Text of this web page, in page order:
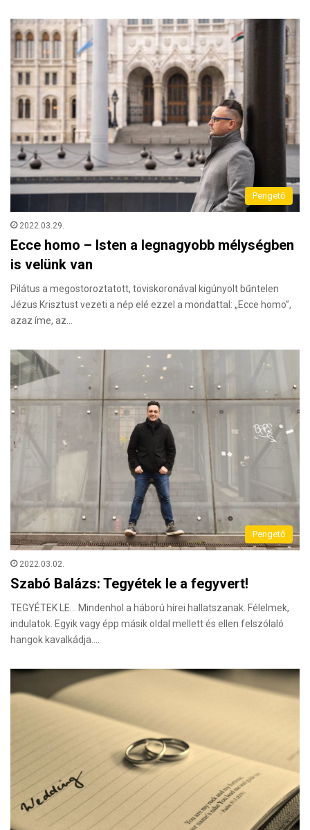
Pengető
2022.03.29.
Ecce homo – Isten a legnagyobb mélységben
is velünk van
Pilátus a megostoroztatott, töviskoronával kigúnyolt bűntelen
Jézus Krisztust vezeti a nép elé ezzel a mondattal: „Ecce homo”,
azaz íme, az…
Pengető
2022.03.02.
Szabó Balázs: Tegyétek le a fegyvert!
TEGYÉTEK LE… Mindenhol a háború hírei hallatszanak. Félelmek,
indulatok. Egyik vagy épp másik oldal mellett és ellen felszólaló
hangok kavalkádja.…